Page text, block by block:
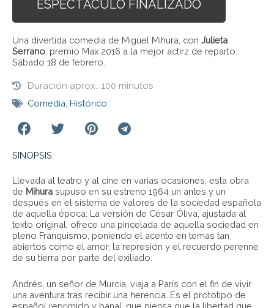
ESPECTÁCULO FINALIZADO
Una divertida comedia de Miguel Mihura, con Julieta
Serrano , premio Max 2016 a la mejor actirz de reparto.
Sábado 18 de febrero.
Duración aprox.: 100 minutos
Comedia Histórico
SINOPSIS:
Llevada al teatro y al cine en varias ocasiones, esta obra
de Mihura supuso en su estreno 1964 un antes y un
después en el sistema de valores de la sociedad española
de aquella época. La versión de César Óliva, ajustada al
texto original, ofrece una pincelada de aquella sociedad en
pleno Franquismo, poniendo el acento en temas tan
abiertos como el amor, la represión y el recuerdo perenne
de su tierra por parte del exiliado.
Andrés, un señor de Murcia, viaja a París con el fin de vivir
una aventura tras recibir una herencia. Es el prototipo de